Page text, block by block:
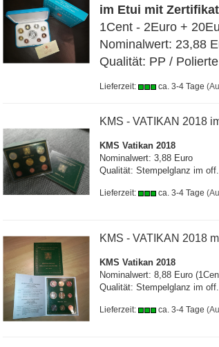
im Etui mit
1Cent - 2Euro +
Nominalwert: 23,88
Qualität: PP /
Lieferzeit: ca. 3-4 Tage
KMS - VATIKAN 2018
KMS Vatikan 2018
Nominalwert: 3,88 Euro
Qualität: Stempelglanz im
Lieferzeit: ca. 3-4 Tage
KMS - VATIKAN 2018
KMS Vatikan 2018
Nominalwert: 8,88 Euro
Qualität: Stempelglanz im
Lieferzeit: ca. 3-4 Tage